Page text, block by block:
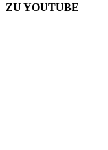
ZU YOUTUBE